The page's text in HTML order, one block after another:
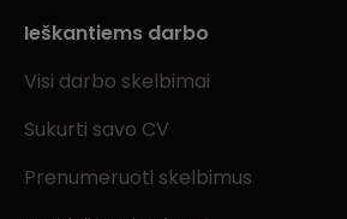
Ieškantiems darbo
Visi darbo skelbimai
Sukurti savo CV
Prenumeruoti skelbimus